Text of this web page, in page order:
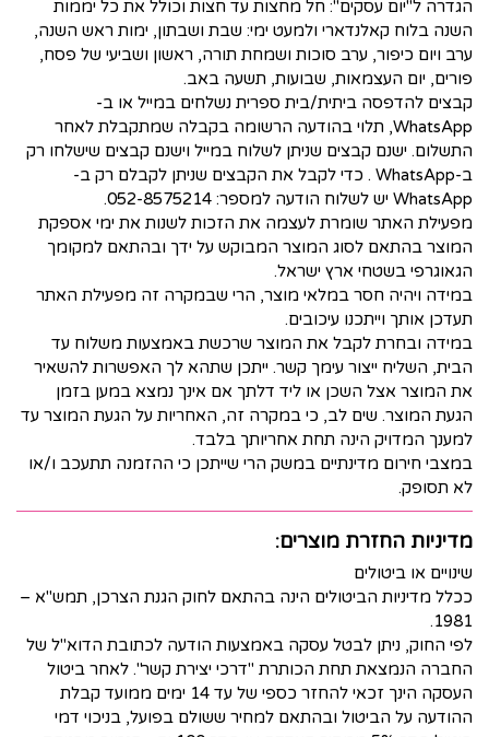
הגדרה ל"יום עסקים": חל מחצות עד חצות וכולל את כל יממות
השנה בלוח קאלנדארי ולמעט ימי: שבת ושבתון, ימות ראש השנה,
ערב ויום כיפור, ערב סוכות ושמחת תורה, ראשון ושביעי של פסח,
פורים, יום העצמאות, שבועות, תשעה באב.
קבצים להדפסה ביתית/בית ספרית נשלחים במייל או ב-
WhatsApp, תלוי בהודעה הרשומה בקבלה שמתקבלת לאחר
התשלום. ישנם קבצים שניתן לשלוח במייל וישנם קבצים שישלחו רק
ב-WhatsApp . כדי לקבל את הקבצים שניתן לקבלם רק ב-
WhatsApp יש לשלוח הודעה למספר: 052-8575214.
מפעילת האתר שומרת לעצמה את הזכות לשנות את ימי אספקת
המוצר בהתאם לסוג המוצר המבוקש על ידך ובהתאם למקומך
הגאוגרפי בשטחי ארץ ישראל.
במידה ויהיה חסר במלאי מוצר, הרי שבמקרה זה מפעילת האתר
תעדכן אותך וייתכנו עיכובים.
במידה ובחרת לקבל את המוצר שרכשת באמצעות משלוח עד
הבית, השליח ייצור עימך קשר. ייתכן שתהא לך האפשרות להשאיר
את המוצר אצל השכן או ליד דלתך אם אינך נמצא במען בזמן
הגעת המוצר. שים לב, כי במקרה זה, האחריות על הגעת המוצר עד
למענך המדויק הינה תחת אחריותך בלבד.
במצבי חירום מדינתיים במשק הרי שייתכן כי ההזמנה תתעכב ו/או
לא תסופק.
מדיניות החזרת מוצרים:
שינויים או ביטולים
ככלל מדיניות הביטולים הינה בהתאם לחוק הגנת הצרכן, תמש"א –
1981.
לפי החוק, ניתן לבטל עסקה באמצעות הודעה לכתובת הדוא"ל של
החברה הנמצאת תחת הכותרת "דרכי יצירת קשר". לאחר ביטול
העסקה הינך זכאי להחזר כספי של עד 14 ימים ממועד קבלת
ההודעה על הביטול ובהתאם למחיר ששולם בפועל, בניכוי דמי